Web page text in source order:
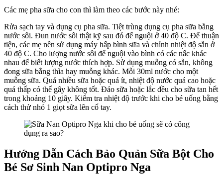
Các mẹ pha sữa cho con thì làm theo các bước này nhé:
Rửa sạch tay và dụng cụ pha sữa. Tiệt trùng dụng cụ pha sữa bằng
nước sôi. Đun nước sôi thật kỹ sau đó để nguội ở 40 độ C. Để thuận
tiện, các mẹ nên sử dụng máy hấp bình sữa và chỉnh nhiệt độ sẵn ở
40 độ C. Cho lượng nước sôi để nguội vào bình có các nấc khác
nhau để biết lượng nước thích hợp. Sử dụng muỗng có sẵn, không
đong sữa bằng thìa hay muỗng khác. Mỗi 30ml nước cho một
muỗng sữa. Quá nhiều sữa hoặc quá ít, nhiệt độ nước quá cao hoặc
quá thấp có thể gây không tốt. Đảo sữa hoặc lắc đều cho sữa tan hết
trong khoảng 10 giây. Kiểm tra nhiệt độ trước khi cho bé uống bằng
cách thử nhỏ 1 giọt sữa lên cổ tay.
Hướng Dẫn Cách Bảo Quản Sữa Bột Cho
Bé Sơ Sinh Nan Optipro Nga